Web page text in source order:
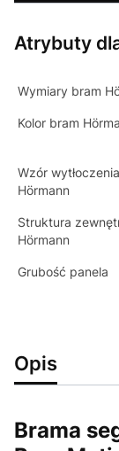
Atrybuty
Wymiary bram
Kolor bram
Wzór
Hörmann
Struktura
Hörmann
Grubość panela
Opis
Brama